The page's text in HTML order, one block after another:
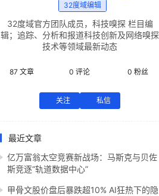
32度域编辑
32度域官方团队成员，科技嗅探 栏目编
辑；追踪、分析和报道科技创新及网络嗅探
技术等领域最新动态
87 文章 0 评论 0 粉丝
关注 私信
最近文章
亿万富翁太空竞赛新战场：马斯克与贝佐
斯竞逐“轨道数据中心”
甲骨文股价盘后暴跌超10% AI狂热下的隐